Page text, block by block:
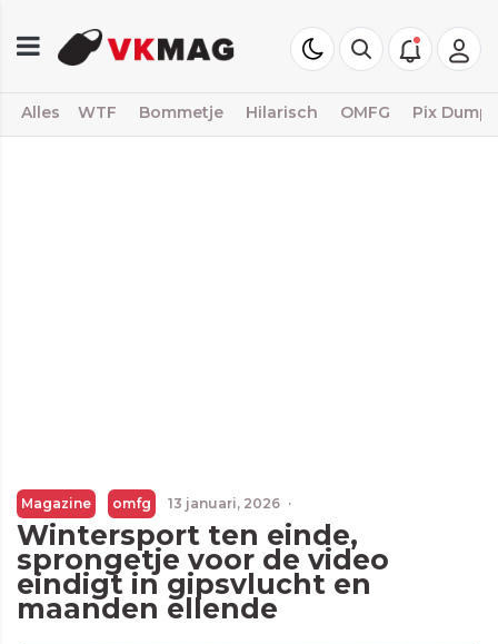
Alles WTF Bommetje Hilarisch OMFG Pix Dump
Magazine omfg 13 januari, 2026 ·
Wintersport ten einde,
sprongetje voor de video
eindigt in gipsvlucht en
maanden ellende